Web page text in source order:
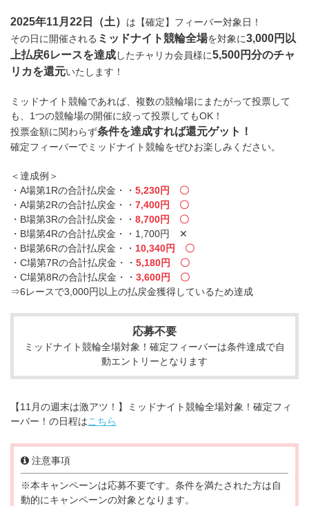
2025年11月22日（土） は【確定】フィーバー対象日！
その日に開催される ミッドナイト競輪全場を対象に3,000円以
上払戻6レースを達成したチャリカ会員様に5,500円分のチャ
リカを還元いたします！
ミッドナイト競輪であれば、複数の競輪場にまたがって投票して
も、1つの競輪場の開催に絞って投票してもOK！
投票金額に関わらず条件を達成すれば還元ゲット！
確定フィーバーでミッドナイト競輪をぜひお楽しみください。
＜達成例＞
・A場第1Rの合計払戻金・・ 5,230円 〇
・A場第2Rの合計払戻金・・ 7,400円 〇
・B場第3Rの合計払戻金・・ 8,700円 〇
・B場第4Rの合計払戻金・・1,700円 ✕
・B場第6Rの合計払戻金・・ 10,340円 〇
・C場第7Rの合計払戻金・・ 5,180円 〇
・C場第8Rの合計払戻金・・ 3,600円 〇
⇒6レースで3,000円以上の払戻金獲得しているため達成
応募不要
ミッドナイト競輪全場対象！確定フィーバーは条件達成で自
動エントリーとなります
【11月の週末は激アツ！】ミッドナイト競輪全場対象！確定フィ
ーバー！の日程はこちら
注意事項
※本キャンペーンは応募不要です。条件を満たされた方は自
動的にキャンペーンの対象となります。